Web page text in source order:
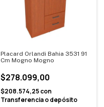
Placard Orlandi Bahia 3531 91
Cm Mogno Mogno
$278.099,00
$208.574,25con
Transferencia o depósito